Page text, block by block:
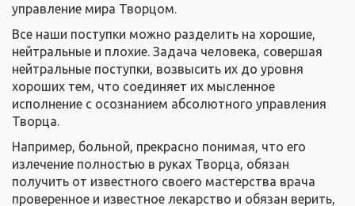
управление мира Творцом.
Все наши поступки можно разделить на хорошие,
нейтральные и плохие. Задача человека, совершая
нейтральные поступки, возвысить их до уровня
хороших тем, что соединяет их мысленное
исполнение с осознанием абсолютного управления
Творца.
Например, больной, прекрасно понимая, что его
излечение полностью в руках Творца, обязан
получить от известного своего мастерства врача
проверенное и известное лекарство и обязан верить,